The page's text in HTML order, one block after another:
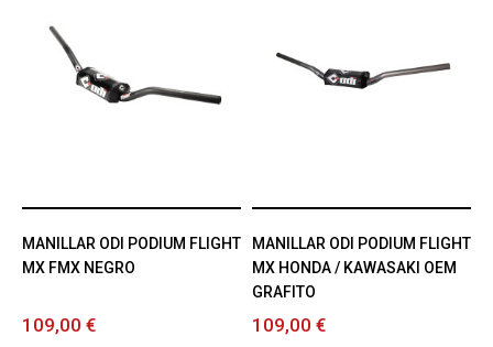
MANILLAR ODI PODIUM FLIGHT
MX FMX NEGRO
109,00 €
MANILLAR ODI PODIUM FLIGHT
MX HONDA / KAWASAKI OEM
GRAFITO
109,00 €